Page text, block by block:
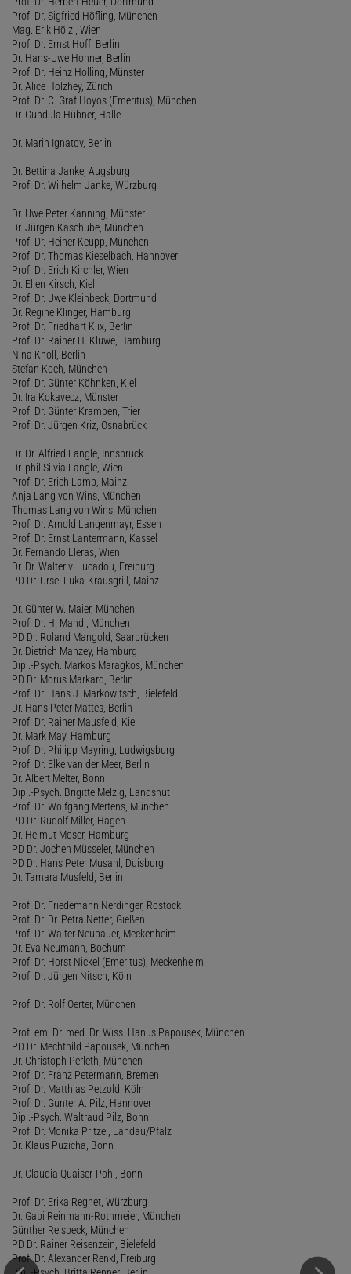
Prof. Dr. Sigfried Höfling, München
Mag. Erik Hölzl, Wien
Prof. Dr. Ernst Hoff, Berlin
Dr. Hans-Uwe Hohner, Berlin
Prof. Dr. Heinz Holling, Münster
Dr. Alice Holzhey, Zürich
Prof. Dr. C. Graf Hoyos (Emeritus), München
Dr. Gundula Hübner, Halle
Dr. Marin Ignatov, Berlin
Dr. Bettina Janke, Augsburg
Prof. Dr. Wilhelm Janke, Würzburg
Dr. Uwe Peter Kanning, Münster
Dr. Jürgen Kaschube, München
Prof. Dr. Heiner Keupp, München
Prof. Dr. Thomas Kieselbach, Hannover
Prof. Dr. Erich Kirchler, Wien
Dr. Ellen Kirsch, Kiel
Prof. Dr. Uwe Kleinbeck, Dortmund
Dr. Regine Klinger, Hamburg
Prof. Dr. Friedhart Klix, Berlin
Prof. Dr. Rainer H. Kluwe, Hamburg
Nina Knoll, Berlin
Stefan Koch, München
Prof. Dr. Günter Köhnken, Kiel
Dr. Ira Kokavecz, Münster
Prof. Dr. Günter Krampen, Trier
Prof. Dr. Jürgen Kriz, Osnabrück
Dr. Dr. Alfried Längle, Innsbruck
Dr. phil Silvia Längle, Wien
Prof. Dr. Erich Lamp, Mainz
Anja Lang von Wins, München
Thomas Lang von Wins, München
Prof. Dr. Arnold Langenmayr, Essen
Prof. Dr. Ernst Lantermann, Kassel
Dr. Fernando Lleras, Wien
Dr. Dr. Walter v. Lucadou, Freiburg
PD Dr. Ursel Luka-Krausgrill, Mainz
Dr. Günter W. Maier, München
Prof. Dr. H. Mandl, München
PD Dr. Roland Mangold, Saarbrücken
Dr. Dietrich Manzey, Hamburg
Dipl.-Psych. Markos Maragkos, München
PD Dr. Morus Markard, Berlin
Prof. Dr. Hans J. Markowitsch, Bielefeld
Dr. Hans Peter Mattes, Berlin
Prof. Dr. Rainer Mausfeld, Kiel
Dr. Mark May, Hamburg
Prof. Dr. Philipp Mayring, Ludwigsburg
Prof. Dr. Elke van der Meer, Berlin
Dr. Albert Melter, Bonn
Dipl.-Psych. Brigitte Melzig, Landshut
Prof. Dr. Wolfgang Mertens, München
PD Dr. Rudolf Miller, Hagen
Dr. Helmut Moser, Hamburg
PD Dr. Jochen Müsseler, München
PD Dr. Hans Peter Musahl, Duisburg
Dr. Tamara Musfeld, Berlin
Prof. Dr. Friedemann Nerdinger, Rostock
Prof. Dr. Dr. Petra Netter, Gießen
Prof. Dr. Walter Neubauer, Meckenheim
Dr. Eva Neumann, Bochum
Prof. Dr. Horst Nickel (Emeritus), Meckenheim
Prof. Dr. Jürgen Nitsch, Köln
Prof. Dr. Rolf Oerter, München
Prof. em. Dr. med. Dr. Wiss. Hanus Papousek, München
PD Dr. Mechthild Papousek, München
Dr. Christoph Perleth, München
Prof. Dr. Franz Petermann, Bremen
Prof. Dr. Matthias Petzold, Köln
Prof. Dr. Gunter A. Pilz, Hannover
Dipl.-Psych. Waltraud Pilz, Bonn
Prof. Dr. Monika Pritzel, Landau/Pfalz
Dr. Klaus Puzicha, Bonn
Dr. Claudia Quaiser-Pohl, Bonn
Prof. Dr. Erika Regnet, Würzburg
Dr. Gabi Reinmann-Rothmeier, München
Günther Reisbeck, München
PD Dr. Rainer Reisenzein, Bielefeld
Prof. Dr. Alexander Renkl, Freiburg